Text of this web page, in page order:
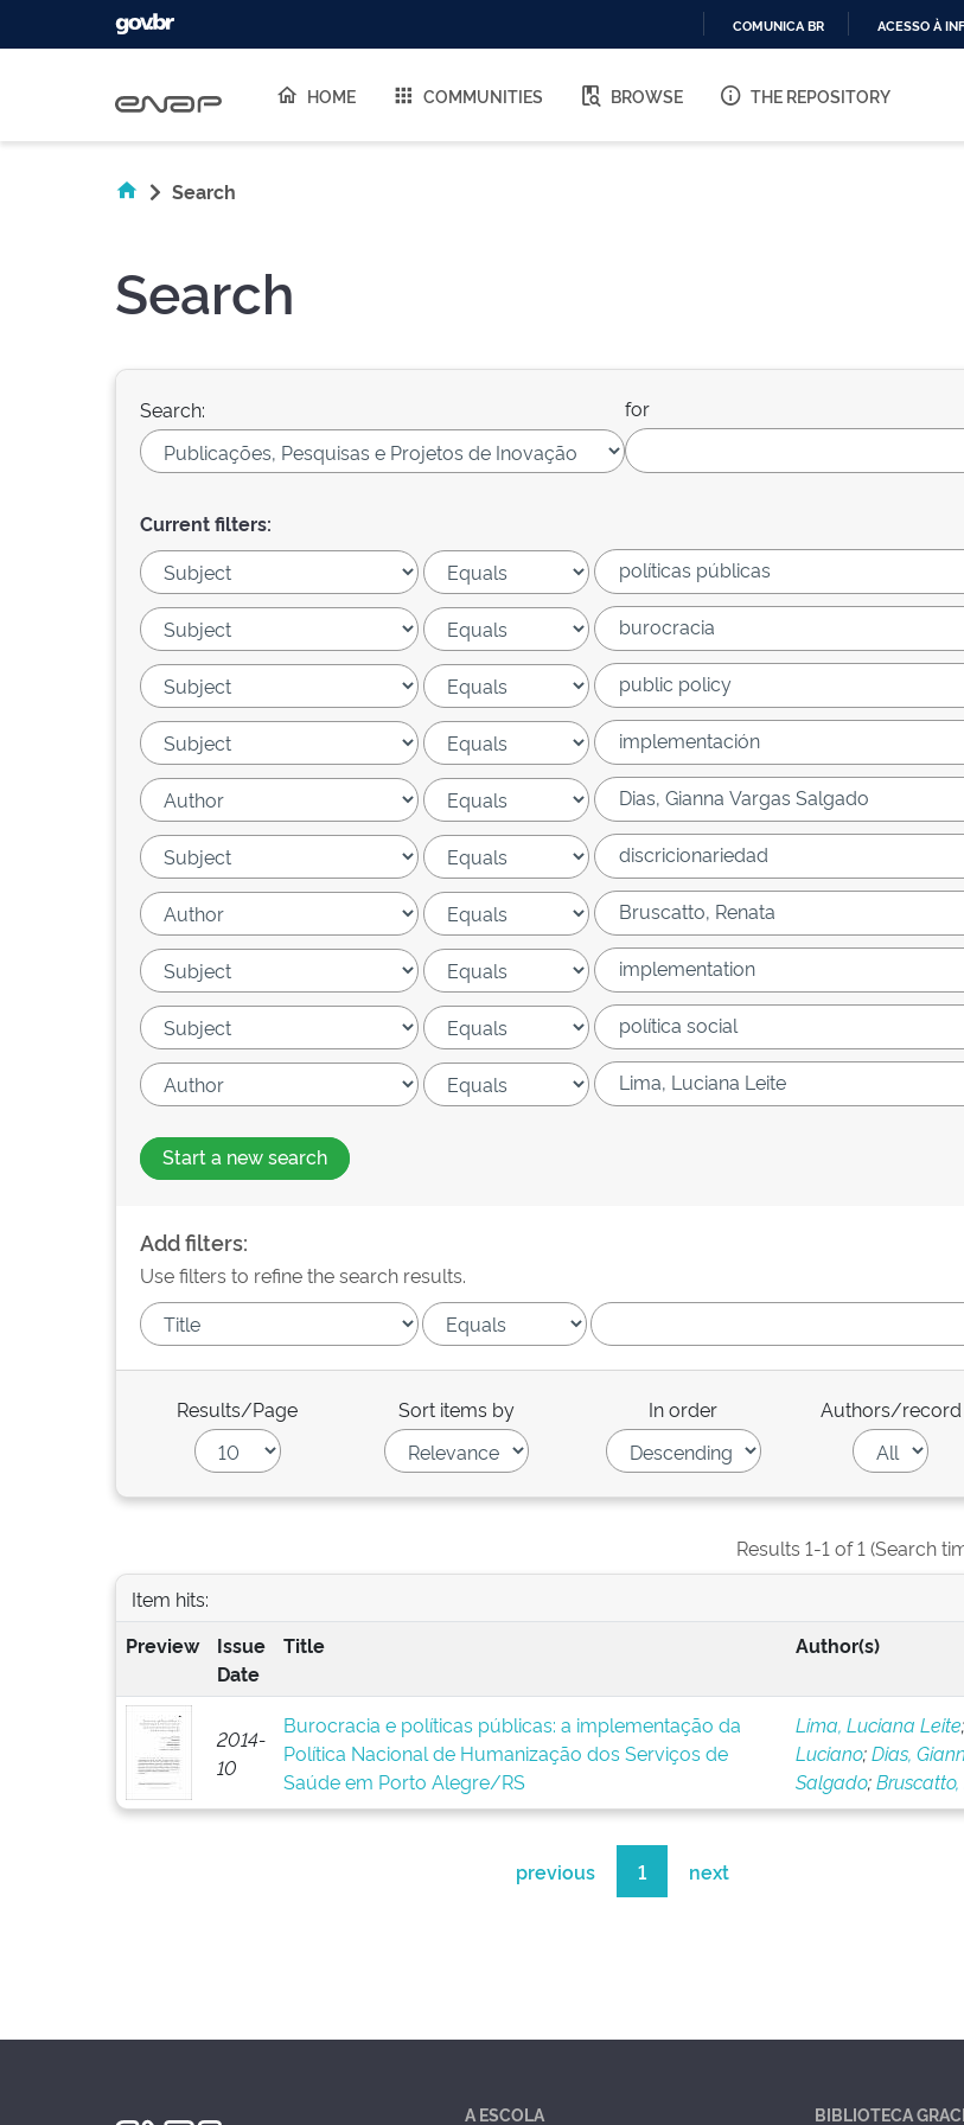
O
COMUNICA BR ACESSO À
HOME COMMUNITIES BROWSE THE REPOSITORY
Search
Search
Search: for
Current filters:
Start a new search
Add filters:
Use filters to refine the search results.
Results/Page Sort items by In order Authors/record
Results 1-1 of 1 (Search
Item hits:
Preview
Issue
Date
Title Author(s)
2014-
10
Burocracia e políticas públicas: a implementação da
Política Nacional de Humanização dos Serviços de
Saúde em Porto Alegre/RS
Lima, Luciana Leite;
Luciano;Dias,
Salgado;
previous 1 next
A ESCOLA BIBLIOTECA